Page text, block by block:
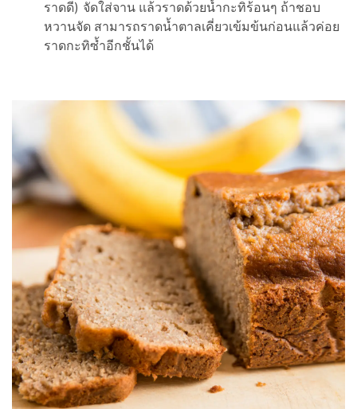
ราดดี) จัดใส่จาน แล้วราดด้วยน้ำกะทิร้อนๆ ถ้าชอบ
หวานจัด สามารถราดน้ำตาลเคี่ยวเข้มข้นก่อนแล้วค่อย
ราดกะทิซ้ำอีกชั้นได้